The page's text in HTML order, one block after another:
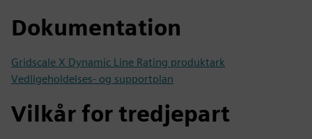
Dokumentation
Gridscale X Dynamic Line Rating produktark
Vedligeholdelses- og supportplan
Vilkår for tredjepart